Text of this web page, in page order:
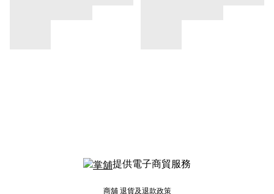
提供電子商貿服務
商舖 退貨及退款政策